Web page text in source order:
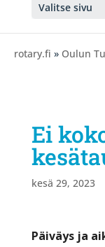
Valitse sivu
rotary.fi » Oulun
Ei
kesä 29, 2023
Päiväys ja